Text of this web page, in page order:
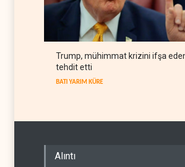
Trump, mühimmat krizini ifşa
tehdit etti
BATI YARIM KÜRE
Alıntı